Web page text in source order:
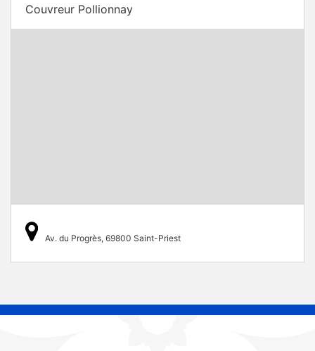
Couvreur Pollionnay
Av. du Progrès, 69800 Saint-Priest